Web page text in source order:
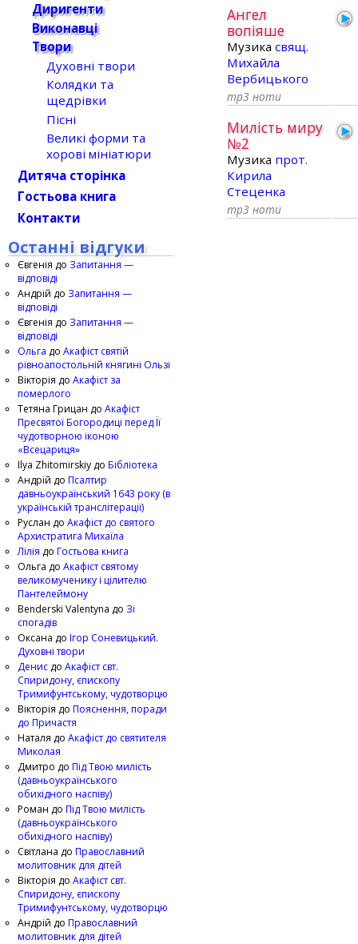
Ангел
вопіяше
Музикасвящ.
Михайла
Вербицького
mp3 ноти
Милість миру
№2
Музика прот.
Кирила
Стеценка
mp3 ноти
Диригенти
Виконавці
Твори
Духовні твори
Колядки та
щедрівки
Пісні
Великі форми та
хорові мініатюри
Дитяча сторінка
Гостьова книга
Контакти
Останні відгуки
Євгенія до Запитання —
відповіді
Андрій до Запитання —
відповіді
Євгенія до Запитання —
відповіді
Ольга до Акафіст святій
рівноапостольній княгині Ользі
Вікторія до Акафіст за
померлого
Тетяна Грицан до Акафіст
Пресвятої Богородиці перед Її
чудотворною іконою
«Всецариця»
Ilya Zhitomirskiy до Бібліотека
Андрій до Псалтир
давньоукраїнський 1643 року (в
українській транслітерації)
Руслан до Акафіст до святого
Архистратига Михаїла
Лілія до Гостьова книга
Ольга до Акафіст святому
великомученику і цілителю
Пантелеймону
Benderski Valentyna до Зі
спогадів
Оксана до Ігор Соневицький.
Духовні твори
Денис до Акафіст свт.
Спиридону, єпископу
Тримифунтському, чудотворцю
Вікторія до Пояснення, поради
до Причастя
Наталя до Акафіст до святителя
Миколая
Дмитро до Під Твою милість
(давньоукраїнського
обихідного наспіву)
Роман до Під Твою милість
(давньоукраїнського
обихідного наспіву)
Світлана до Православний
молитовник для дітей
Вікторія до Акафіст свт.
Спиридону, єпископу
Тримифунтському, чудотворцю
Андрій до Православний
молитовник для дітей